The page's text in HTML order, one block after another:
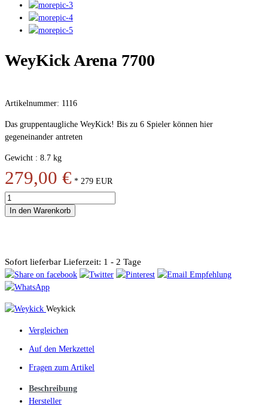
WeyKick Arena 7700
Artikelnummer: 1116
Das gruppentaugliche WeyKick! Bis zu 6 Spieler können hier
gegeneinander antreten
Gewicht : 8.7 kg
279,00 € * 279 EUR
In den Warenkorb
Sofort lieferbar Lieferzeit: 1 - 2 Tage
Weykick
Vergleichen
Auf den Merkzettel
Fragen zum Artikel
Beschreibung
Hersteller